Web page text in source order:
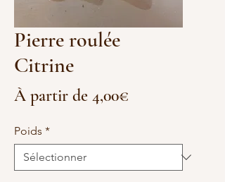
Pierre roulée
Citrine
À partir de 4,00€
Poids *